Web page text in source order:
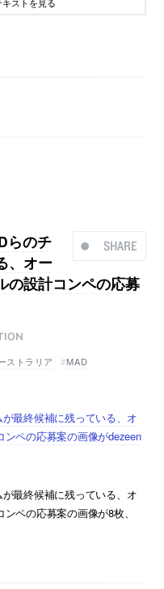
SHARE
らのチ
、オー
の設計コンペの応募
ストラリア MAD
最終候補に残っている、オ
ペの応募案の画像がdezeen
最終候補に残っている、オ
ペの応募案の画像が8枚、